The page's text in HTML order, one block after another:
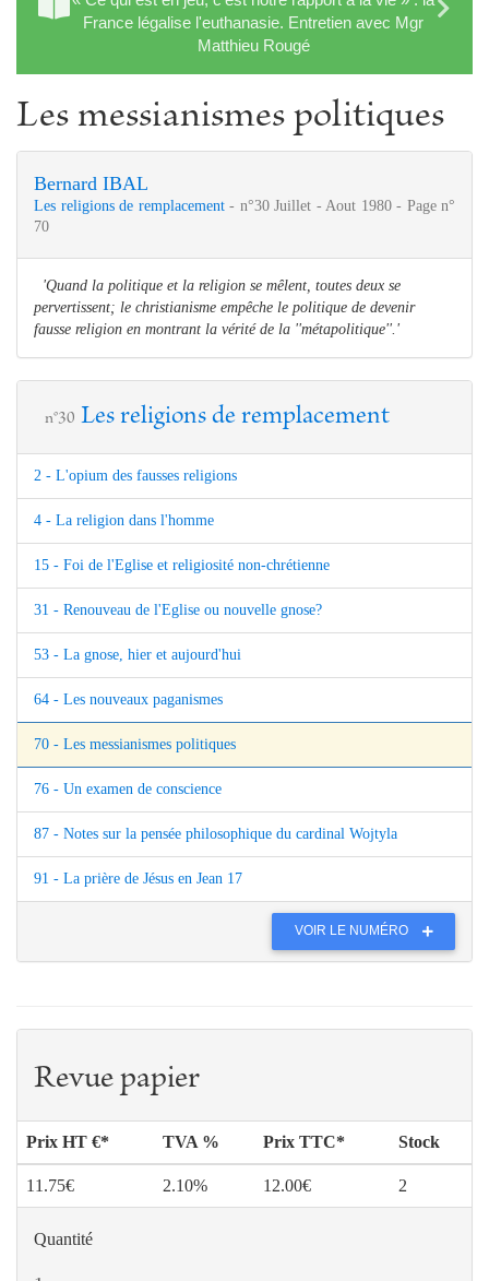
France légalise l'euthanasie. Entretien avec Mgr
Matthieu Rougé
Les messianismes politiques
Bernard IBAL
Les religions de remplacement - n°30 Juillet - Aout 1980 - Page n°
70
'Quand la politique et la religion se mêlent, toutes deux se
pervertissent; le christianisme empêche le politique de devenir
fausse religion en montrant la vérité de la ''métapolitique''.'
n°30 Les religions de remplacement
2 - L'opium des fausses religions
4 - La religion dans l'homme
15 - Foi de l'Eglise et religiosité non-chrétienne
31 - Renouveau de l'Eglise ou nouvelle gnose?
53 - La gnose, hier et aujourd'hui
64 - Les nouveaux paganismes
70 - Les messianismes politiques
76 - Un examen de conscience
87 - Notes sur la pensée philosophique du cardinal Wojtyla
91 - La prière de Jésus en Jean 17
VOIR LE NUMÉRO
Revue papier
Prix HT €* TVA % Prix TTC* Stock
11.75€ 2.10% 12.00€ 2
Quantité